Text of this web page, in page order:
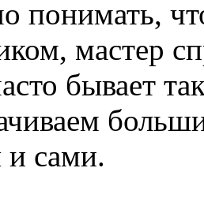
понимать,
мастер
бывает
и сами.